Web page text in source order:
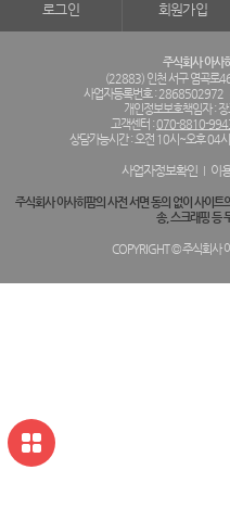
로그인 회원가입
주식회사 아사
(22883) 인천 서구 염곡로
사업자등록번호 : 2868502972
개인정보보호책임자 :
고객센터 :070-8810-
상담가능시간 : 오전 10시~오후 04
사업자정보확인 이
주식회사 아사히팜의 사전 서면 동의 없이 사이트
송, 스크래핑 등
COPYRIGHT © 주식회사